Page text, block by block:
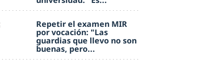
Repetir el examen MIR
por vocación: "Las
guardias que llevo no son
buenas, pero...